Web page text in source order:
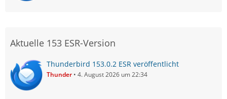
Aktuelle 153 ESR-Version
Thunderbird 153.0.2 ESR veröffentlicht
Thunder 4. August 2026 um 22:34